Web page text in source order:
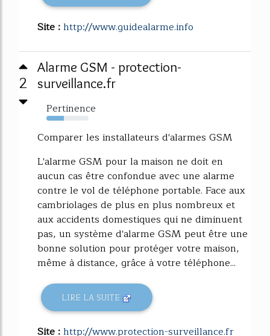
Site :http://www.guidealarme.info
2
Alarme GSM - protection-
surveillance.fr
Pertinence
41%
Comparer les installateurs d'alarmes GSM
L'alarme GSM pour la maison ne doit en
aucun cas être confondue avec une alarme
contre le vol de téléphone portable. Face aux
cambriolages de plus en plus nombreux et
aux accidents domestiques qui ne diminuent
pas, un système d'alarme GSM peut être une
bonne solution pour protéger votre maison,
même à distance, grâce à votre téléphone...
LIRE LA SUITE
Site :http://www.protection-surveillance.fr